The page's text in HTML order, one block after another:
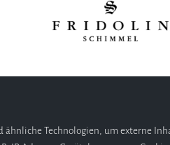
ähnliche Technologien, um externe